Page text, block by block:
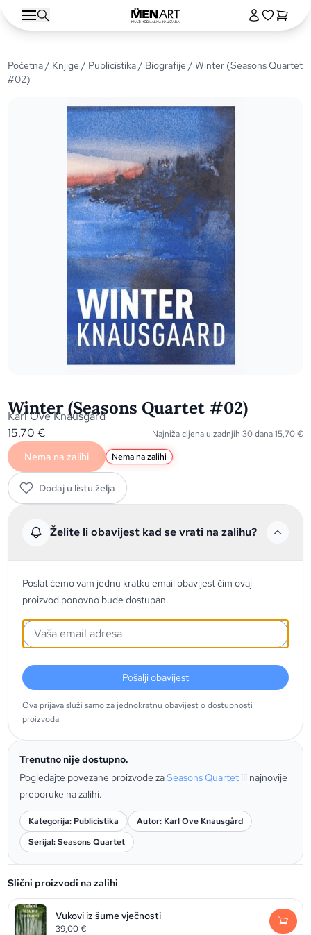
Početna/ Knjige / Publicistika/ Biografije / Winter (Seasons Quartet
#02)
Winter (Seasons Quartet #02)
Karl Ove Knausgård
15,70€ Najniža cijena u zadnjih 30 dana15,70€
Nema na zalihi Nema na zalihi
Dodaj u listu želja
Želite li obavijest kad se vrati na zalihu?
Poslat ćemo vam jednu kratku email obavijest čim ovaj
proizvod ponovno bude dostupan.
Pošalji obavijest
Ova prijava služi samo za jednokratnu obavijest o dostupnosti
proizvoda.
Trenutno nije dostupno.
Pogledajte povezane proizvode zaSeasons Quartet ili najnovije
preporuke na zalihi.
Kategorija: Publicistika
Autor: Karl Ove Knausgård
Serijal: Seasons Quartet
Slični proizvodi na zalihi
Vukovi iz šume vječnosti
39,00€